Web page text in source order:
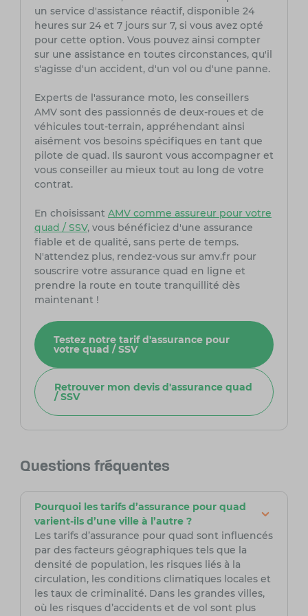
un service d'assistance réactif, disponible 24
heures sur 24 et 7 jours sur 7, si vous avez opté
pour cette option. Vous pouvez ainsi compter
sur une assistance en toutes circonstances, qu'il
s'agisse d'un accident, d'un vol ou d'une panne.
Experts de l'assurance moto, les conseillers
AMV sont des passionnés de deux-roues et de
véhicules tout-terrain, appréhendant ainsi
aisément vos besoins spécifiques en tant que
pilote de quad. Ils sauront vous accompagner et
vous conseiller au mieux tout au long de votre
contrat.
En choisissant AMV comme assureur pour votre
quad / SSV, vous bénéficiez d'une assurance
fiable et de qualité, sans perte de temps.
N'attendez plus, rendez-vous sur amv.fr pour
souscrire votre assurance quad en ligne et
prendre la route en toute tranquillité dès
maintenant !
Testez notre tarif d'assurance pour
votre quad / SSV
Retrouver mon devis d'assurance quad
/ SSV
Questions fréquentes
Pourquoi les tarifs d’assurance pour quad
varient-ils d’une ville à l’autre ?
Les tarifs d’assurance pour quad sont influencés
par des facteurs géographiques tels que la
densité de population, les risques liés à la
circulation, les conditions climatiques locales et
les taux de criminalité. Dans les grandes villes,
où les risques d’accidents et de vol sont plus